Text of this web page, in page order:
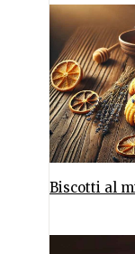
Biscotti al